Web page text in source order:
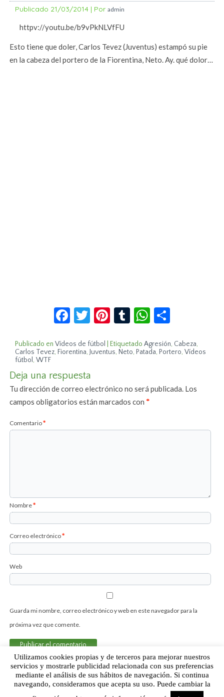
Publicado 21/03/2014 | Por admin
httpv://youtu.be/b9vPkNLVfFU
Esto tiene que doler, Carlos Tevez (Juventus) estampó su pie
en la cabeza del portero de la Fiorentina, Neto. Ay. qué dolor…
Facebook
Twitter
Pinterest
TumblrWhatsApp
Publicado en Vídeos de fútbol Etiquetado Agresión, Cabeza,
Carlos Tevez, Fiorentina,Juventus, Neto, Patada, Portero,Vídeos
fútbol,WTF
Deja una respuesta
Tu dirección de correo electrónico no será publicada. Los
campos obligatorios están marcados con*
Comentario*
Nombre*
Correo electrónico*
Web
Guarda mi nombre, correo electrónico y web en este navegador para la
próxima vez que comente.
Sobre Humor Fútbol Club | Aviso legal |Contacto
Utilizamos cookies propias y de terceros para mejorar nuestros
servicios y mostrarle publicidad relacionada con sus preferencias
mediante el análisis de sus hábitos de navegación. Si continua
navegando, consideramos que acepta su uso. Puede cambiar la